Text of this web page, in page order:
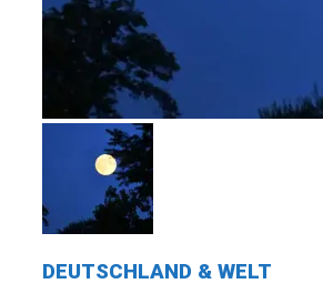
DEUTSCHLAND & WELT